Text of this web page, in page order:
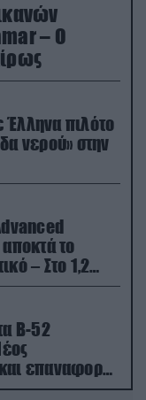
– Ο
πιλότο
νερού» στην
το
– Στο 1,2
Β-52
επαναφορά